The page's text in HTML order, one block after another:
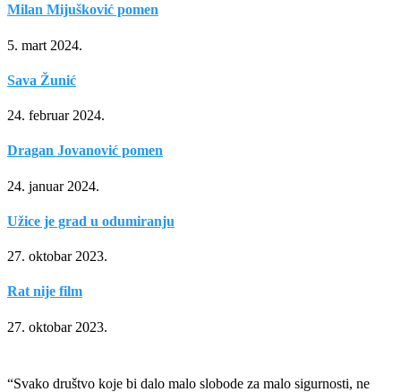
Milan Mijušković pomen
5. mart 2024.
Sava Žunić
24. februar 2024.
Dragan Jovanović pomen
24. januar 2024.
Užice je grad u odumiranju
27. oktobar 2023.
Rat nije film
27. oktobar 2023.
“Svako društvo koje bi dalo malo slobode za malo sigurnosti, ne